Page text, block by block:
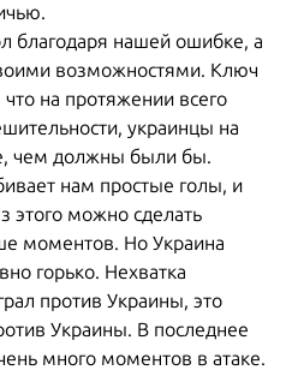
благодаря нашей ошибке, а
возможностями. Ключ
на протяжении всего
украинцы на
чем должны были бы.
нам простые голы, и
этого можно сделать
моментов. Но Украина
горько. Нехватка
против Украины, это
Украины. В последнее
много моментов в атаке.